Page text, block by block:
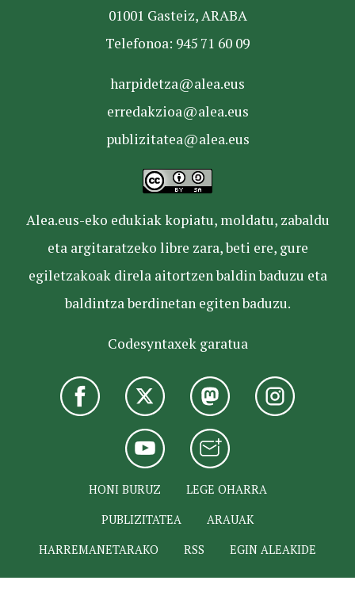
01001 Gasteiz, ARABA
Telefonoa: 945 71 60 09
harpidetza@alea.eus
erredakzioa@alea.eus
publizitatea@alea.eus
Alea.eus-eko edukiak kopiatu, moldatu, zabaldu
eta argitaratzeko libre zara, beti ere, gure
egiletzakoak direla aitortzen baldin baduzu eta
baldintza berdinetan egiten baduzu.
Codesyntaxek garatua
HONI BURUZ
LEGE OHARRA
PUBLIZITATEA
ARAUAK
HARREMANETARAKO
RSS EGIN ALEAKIDE